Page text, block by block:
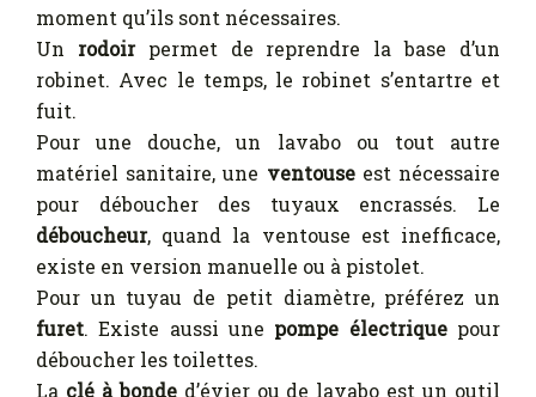
moment qu’ils sont nécessaires.
Un rodoirpermet de reprendre la base d’un
robinet. Avec le temps, le robinet s’entartre et
fuit.
Pour une douche, un lavabo ou tout autre
matériel sanitaire, une ventouseest nécessaire
pour déboucher des tuyaux encrassés. Le
déboucheur, quand la ventouse est inefficace,
existe en version manuelle ou à pistolet.
Pour un tuyau de petit diamètre, préférez un
furet. Existe aussi une pompe électriquepour
déboucher les toilettes.
La clé à bonde d’évier ou de lavabo est un outil